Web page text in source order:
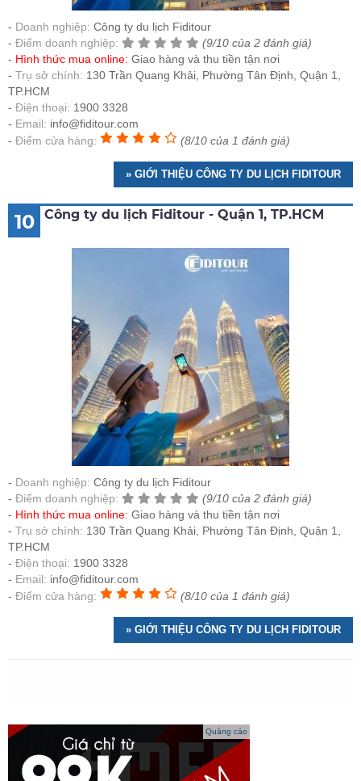
Doanh nghiệp: Công ty du lịch Fiditour
Điểm doanh nghiệp:
(9/10 của 2 đánh giá)
Hình thức mua online: Giao hàng và thu tiền tận nơi
Trụ sở chính: 130 Trần Quang Khải, Phường Tân Định, Quận 1,
TP.HCM
Điện thoại: 1900 3328
Email: info@fiditour.com
Điểm cửa hàng:
(8/10 của 1 đánh giá)
» GIỚI THIỆU CÔNG TY DU LỊCH FIDITOUR
10 Công ty du lịch Fiditour - Quận 1, TP.HCM
Doanh nghiệp: Công ty du lịch Fiditour
Điểm doanh nghiệp:
(9/10 của 2 đánh giá)
Hình thức mua online: Giao hàng và thu tiền tận nơi
Trụ sở chính: 130 Trần Quang Khải, Phường Tân Định, Quận 1,
TP.HCM
Điện thoại: 1900 3328
Email: info@fiditour.com
Điểm cửa hàng:
(8/10 của 1 đánh giá)
» GIỚI THIỆU CÔNG TY DU LỊCH FIDITOUR
Quảng cáo